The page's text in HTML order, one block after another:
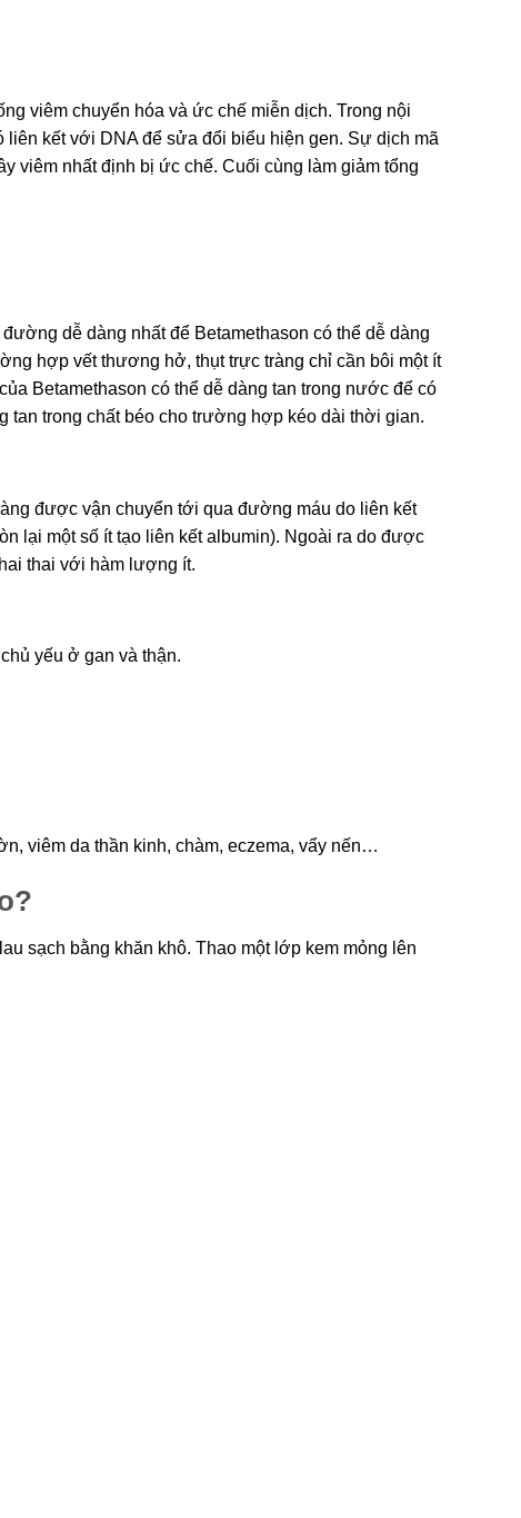
viêm chuyển hóa và ức chế miễn dịch. Trong nội
liên kết với DNA để sửa đổi biểu hiện gen. Sự dịch mã
viêm nhất định bị ức chế. Cuối cùng làm giảm tổng
dễ dàng nhất để Betamethason có thể dễ dàng
hợp vết thương hở, thụt trực tràng chỉ cần bôi một ít
Betamethason có thể dễ dàng tan trong nước để có
tan trong chất béo cho trường hợp kéo dài thời gian.
được vận chuyển tới qua đường máu do liên kết
lại một số ít tạo liên kết albumin). Ngoài ra do được
thai với hàm lượng ít.
yếu ở gan và thận.
viêm da thần kinh, chàm, eczema, vẩy nến…
sạch bằng khăn khô. Thao một lớp kem mỏng lên